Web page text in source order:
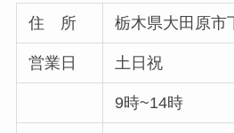
住 所 栃木県大田原市
営業日 土日祝
9時~14時